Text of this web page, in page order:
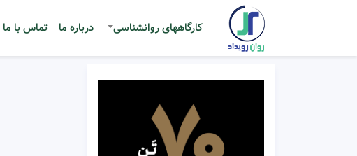
کارگاههای روانشناسی درباره ما تماس با ما